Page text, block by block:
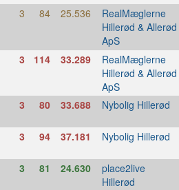
3 84 25.536 RealMæglerne
Hillerød & Allerød
ApS
3 114 33.289 RealMæglerne
Hillerød & Allerød
ApS
3 80 33.688 Nybolig Hillerød
3 94 37.181 Nybolig Hillerød
3 81 24.630 place2live
Hillerød